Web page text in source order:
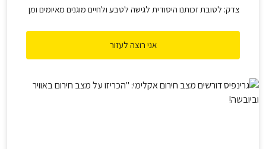
צדק: לטובת זכותנו היסודית לגישה לטבע ולחיים מוגנים מאיומים ומן
אני רוצה לעזור